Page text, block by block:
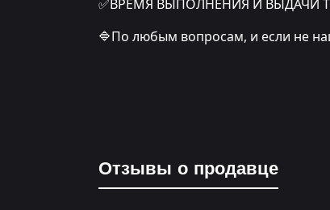
✅ВРЕМЯ ВЫПОЛНЕНИЯ И ВЫДАЧИ
🔷По любым вопросам, и если не
Отзывы о продавце